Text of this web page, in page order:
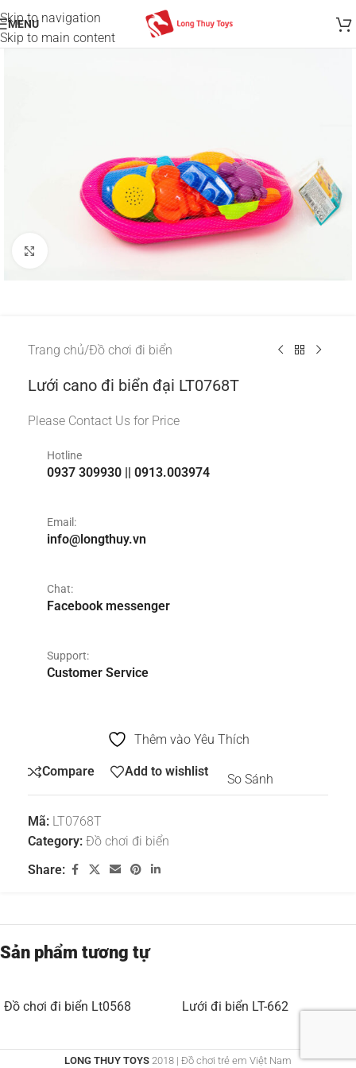
Skip to navigation
Skip to main content
MENU
Click to enlarge
Trang chủ/Đồ chơi đi biển
Lưới cano đi biển đại LT0768T
Please Contact Us for Price
Hotline
0937 309930 || 0913.003974
Email:
info@longthuy.vn
Chat:
Facebook messenger
Support:
Customer Service
Thêm vào Yêu Thích
Compare Add to wishlist So Sánh
Mã: LT0768T
Category: Đồ chơi đi biển
Share:
Sản phẩm tương tự
Đồ chơi đi biển Lt0568 Lưới đi biển LT-662
LONG THUY TOYS 2018 | Đồ chơi trẻ em Việt Nam